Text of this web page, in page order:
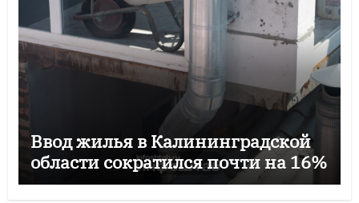
Ввод жилья в Калининградской
области сократился почти на 16%